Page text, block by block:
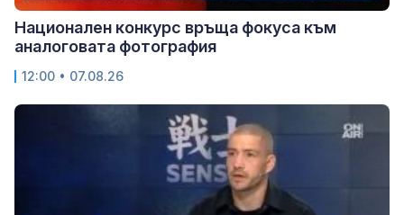
Национален конкурс връща фокуса към
аналоговата фотография
12:00 • 07.08.26